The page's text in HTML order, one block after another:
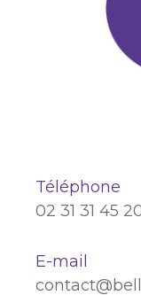
Téléphone
02 31 31 45
E-mail